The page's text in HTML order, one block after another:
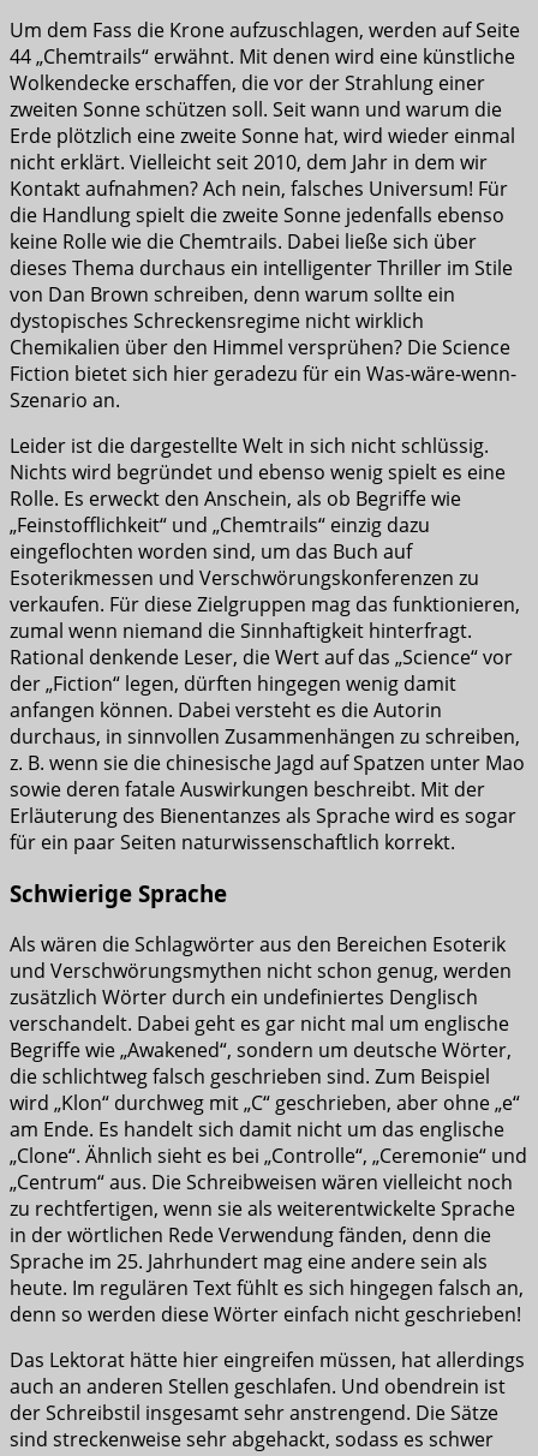
Um dem Fass die Krone aufzuschlagen, werden auf Seite
44 „Chemtrails“ erwähnt. Mit denen wird eine künstliche
Wolkendecke erschaffen, die vor der Strahlung einer
zweiten Sonne schützen soll. Seit wann und warum die
Erde plötzlich eine zweite Sonne hat, wird wieder einmal
nicht erklärt. Vielleicht seit 2010, dem Jahr in dem wir
Kontakt aufnahmen? Ach nein, falsches Universum! Für
die Handlung spielt die zweite Sonne jedenfalls ebenso
keine Rolle wie die Chemtrails. Dabei ließe sich über
dieses Thema durchaus ein intelligenter Thriller im Stile
von Dan Brown schreiben, denn warum sollte ein
dystopisches Schreckensregime nicht wirklich
Chemikalien über den Himmel versprühen? Die Science
Fiction bietet sich hier geradezu für ein Was-wäre-wenn-
Szenario an.
Leider ist die dargestellte Welt in sich nicht schlüssig.
Nichts wird begründet und ebenso wenig spielt es eine
Rolle. Es erweckt den Anschein, als ob Begriffe wie
„Feinstofflichkeit“ und „Chemtrails“ einzig dazu
eingeflochten worden sind, um das Buch auf
Esoterikmessen und Verschwörungskonferenzen zu
verkaufen. Für diese Zielgruppen mag das funktionieren,
zumal wenn niemand die Sinnhaftigkeit hinterfragt.
Rational denkende Leser, die Wert auf das „Science“ vor
der „Fiction“ legen, dürften hingegen wenig damit
anfangen können. Dabei versteht es die Autorin
durchaus, in sinnvollen Zusammenhängen zu schreiben,
z. B. wenn sie die chinesische Jagd auf Spatzen unter Mao
sowie deren fatale Auswirkungen beschreibt. Mit der
Erläuterung des Bienentanzes als Sprache wird es sogar
für ein paar Seiten naturwissenschaftlich korrekt.
Schwierige Sprache
Als wären die Schlagwörter aus den Bereichen Esoterik
und Verschwörungsmythen nicht schon genug, werden
zusätzlich Wörter durch ein undefiniertes Denglisch
verschandelt. Dabei geht es gar nicht mal um englische
Begriffe wie „Awakened“, sondern um deutsche Wörter,
die schlichtweg falsch geschrieben sind. Zum Beispiel
wird „Klon“ durchweg mit „C“ geschrieben, aber ohne „e“
am Ende. Es handelt sich damit nicht um das englische
„Clone“. Ähnlich sieht es bei „Controlle“, „Ceremonie“ und
„Centrum“ aus. Die Schreibweisen wären vielleicht noch
zu rechtfertigen, wenn sie als weiterentwickelte Sprache
in der wörtlichen Rede Verwendung fänden, denn die
Sprache im 25. Jahrhundert mag eine andere sein als
heute. Im regulären Text fühlt es sich hingegen falsch an,
denn so werden diese Wörter einfach nicht geschrieben!
Das Lektorat hätte hier eingreifen müssen, hat allerdings
auch an anderen Stellen geschlafen. Und obendrein ist
der Schreibstil insgesamt sehr anstrengend. Die Sätze
sind streckenweise sehr abgehackt, sodass es schwer